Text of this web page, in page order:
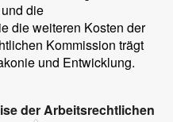
die
die weiteren Kosten der
Kommission trägt
und Entwicklung.
der Arbeitsrechtlichen